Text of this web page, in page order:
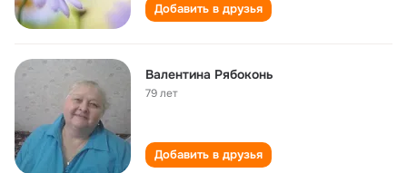
Добавить в друзья
Валентина Рябоконь
79 лет
Добавить в друзья